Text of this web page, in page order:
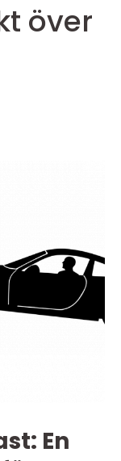
över
En